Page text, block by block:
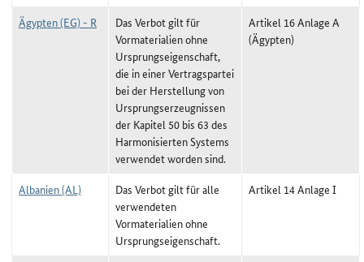
Ägypten (EG) - R
Das Verbot gilt für
Vormaterialien ohne
Ursprungseigenschaft,
die in einer Vertragspartei
bei der Herstellung von
Ursprungserzeugnissen
der Kapitel 50 bis 63 des
Harmonisierten Systems
verwendet worden sind.
Artikel 16 Anlage A
(Ägypten)
Albanien (AL)
Das Verbot gilt für alle
verwendeten
Vormaterialien ohne
Ursprungseigenschaft.
Artikel 14 Anlage I